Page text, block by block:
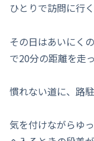
ひとりで訪問に行
その日はあいにく
で20分の距離を走
慣れない道に、路
気を付けながらゆ